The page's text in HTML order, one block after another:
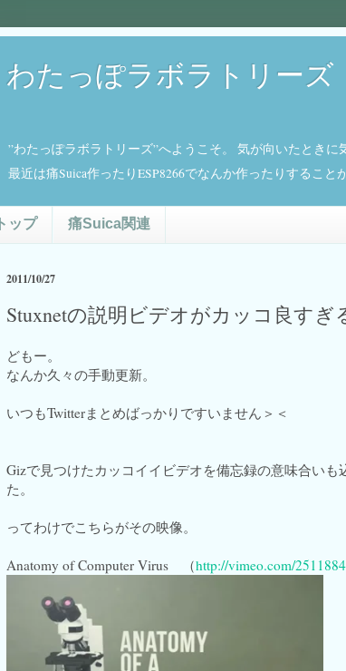
わたっぽラボラトリーズ
”わたっぽラボラトリーズ”へようこそ。 気が向いたとき
最近は痛Suica作ったりESP8266でなんか作ったりすること
トップ 痛Suica関連
2011/10/27
Stuxnetの説明ビデオがカッコ良すぎ
どもー。
なんか久々の手動更新。
いつもTwitterまとめばっかりですいません＞＜
Gizで見つけたカッコイイビデオを備忘録の意味合いも
た。
ってわけでこちらがその映像。
Anatomy of Computer Virus （http://vimeo.com/